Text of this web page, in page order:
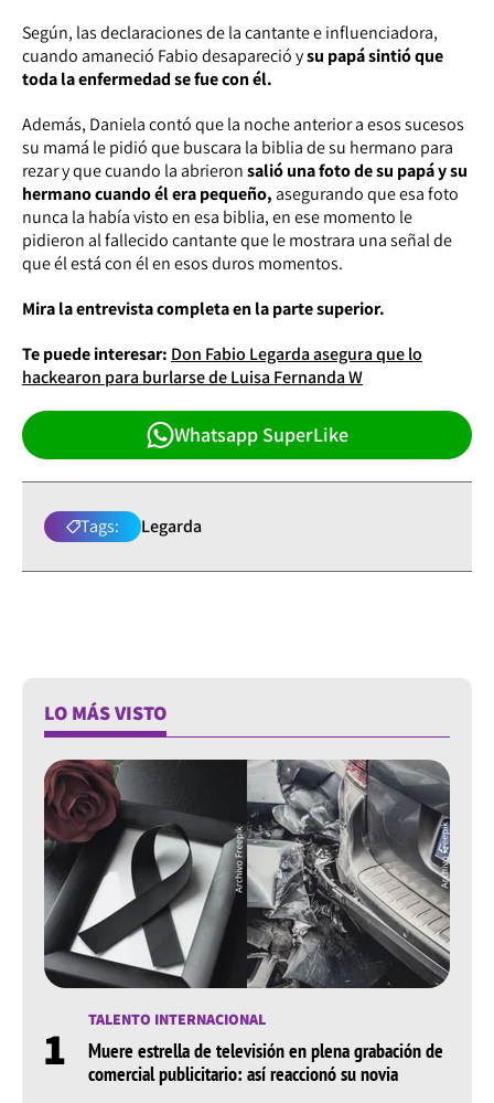
Según, las declaraciones de la cantante e influenciadora,
cuando amaneció Fabio desapareció ysu papá sintió que
toda la enfermedad se fue con él.
Además, Daniela contó que la noche anterior a esos sucesos
su mamá le pidió que buscara la biblia de su hermano para
rezar y que cuando la abrieronsalió una foto de su papá y su
hermano cuando él era pequeño, asegurando que esa foto
nunca la había visto en esa biblia, en ese momento le
pidieron al fallecido cantante que le mostrara una señal de
que él está con él en esos duros momentos.
Mira la entrevista completa en la parte superior.
Te puede interesar: Don Fabio Legarda asegura que lo
hackearon para burlarse de Luisa Fernanda W
Whatsapp SuperLike
Tags: Legarda
LO MÁS VISTO
1 TALENTO INTERNACIONAL
Muere estrella de televisión en plena grabación de
comercial publicitario: así reaccionó su novia